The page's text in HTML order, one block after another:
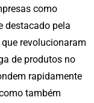
como
destacado pela
revolucionaram
de produtos no
rapidamente
também